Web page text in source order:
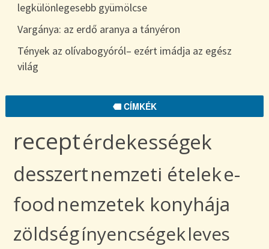
legkülönlegesebb gyümölcse
Vargánya: az erdő aranya a tányéron
Tények az olívabogyóról– ezért imádja az egész
világ
CÍMKÉK
receptérdekességek
desszertnemzeti ételeke-
food nemzetek konyhája
zöldségínyencségekleves